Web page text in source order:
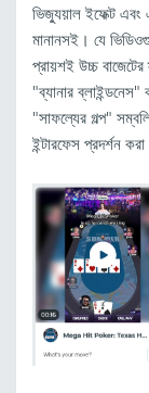
ভিজ্যুয়াল ইফেক্ট এবং
মানানসই। যে
প্রায়শই উচ্চ
"ব্যানার
"সাফল্যের গল্প"
ইন্টারফেস প্রদর্শন